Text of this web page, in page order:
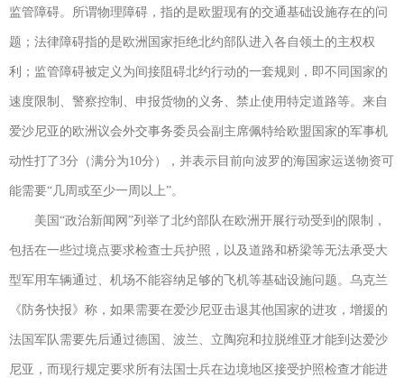
监管障碍。所谓物理障碍，指的是欧盟现有的交通基础设施存在的问
题；法律障碍指的是欧洲国家拒绝北约部队进入各自领土的主权权
利；监管障碍被定义为间接阻碍北约行动的一套规则，即不同国家的
速度限制、警察控制、申报货物的义务、禁止使用特定道路等。来自
爱沙尼亚的欧洲议会外交事务委员会副主席佩特给欧盟国家的军事机
动性打了3分（满分为10分），并表示目前向波罗的海国家运送物资可
能需要“几周或至少一周以上”。
美国“政治新闻网”列举了北约部队在欧洲开展行动受到的限制，
包括在一些过境点要求检查士兵护照，以及道路和桥梁等无法承受大
型军用车辆通过、机场不能容纳足够的飞机等基础设施问题。乌克兰
《防务快报》称，如果需要在爱沙尼亚击退其他国家的进攻，增援的
法国军队需要先后通过德国、波兰、立陶宛和拉脱维亚才能到达爱沙
尼亚，而现行规定要求所有法国士兵在边境地区接受护照检查才能进